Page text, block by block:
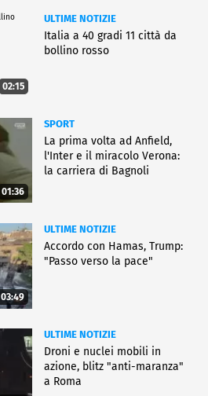
02:15
ULTIME NOTIZIE
Italia a 40 gradi 11 città da
bollino rosso
01:36
SPORT
La prima volta ad Anfield,
l'Inter e il miracolo Verona:
la carriera di Bagnoli
03:49
ULTIME NOTIZIE
Accordo con Hamas, Trump:
"Passo verso la pace"
ULTIME NOTIZIE
Droni e nuclei mobili in
azione, blitz "anti-maranza"
a Roma